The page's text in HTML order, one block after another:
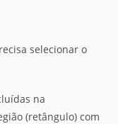
selecionar o
na
(retângulo) com